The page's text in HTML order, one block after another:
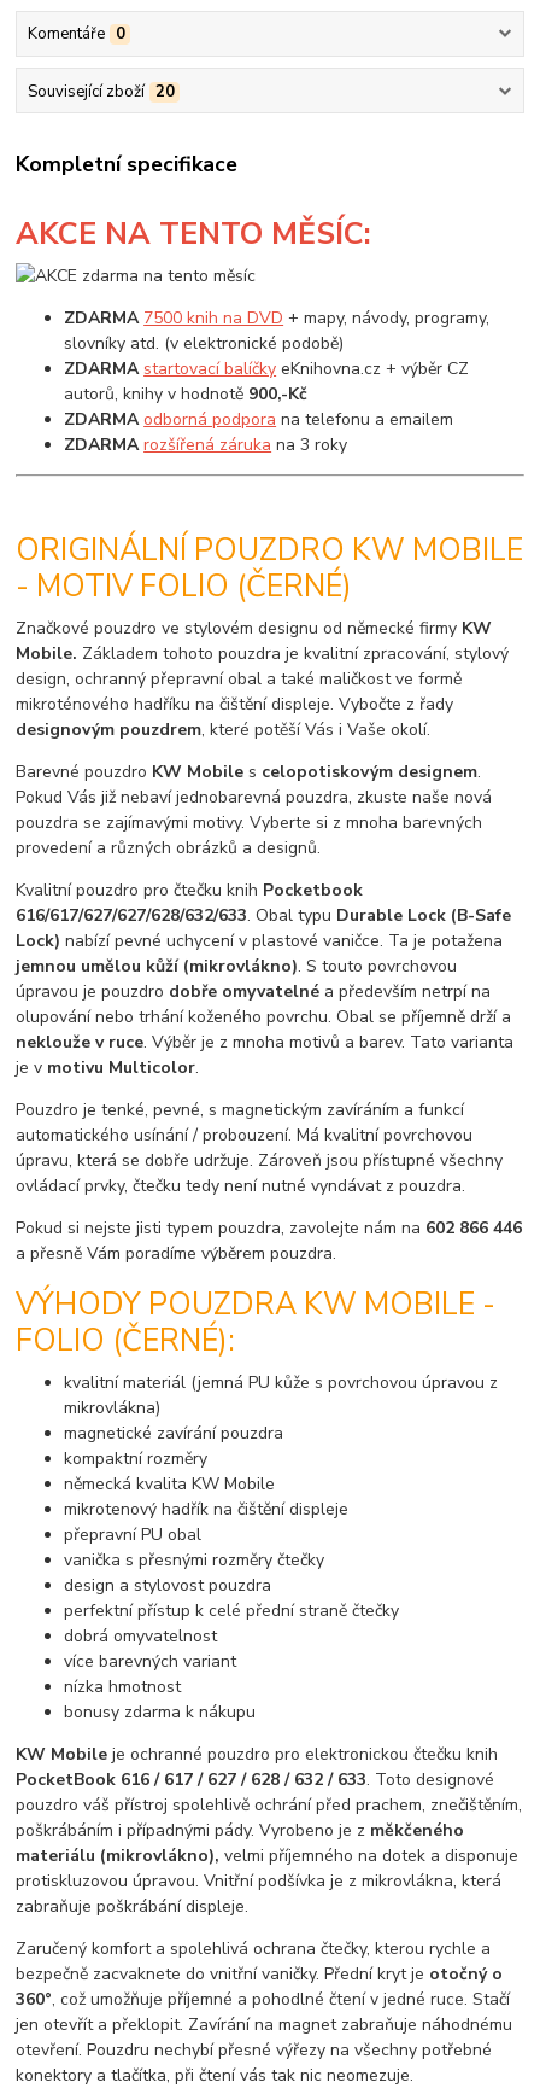
Komentáře 0
Související zboží 20
Kompletní specifikace
AKCE NA TENTO MĚSÍC:
ZDARMA 7500 knih na DVD + mapy, návody, programy,
slovníky atd. (v elektronické podobě)
ZDARMA startovací balíčky eKnihovna.cz + výběr CZ
autorů, knihy v hodnotě 900,-Kč
ZDARMA odborná podpora na telefonu a emailem
ZDARMA rozšířená záruka na 3 roky
ORIGINÁLNÍ POUZDRO KW MOBILE
- MOTIV FOLIO (ČERNÉ)
Značkové pouzdro ve stylovém designu od německé firmy KW
Mobile. Základem tohoto pouzdra je kvalitní zpracování, stylový
design, ochranný přepravní obal a také maličkost ve formě
mikroténového hadříku na čištění displeje. Vybočte z řady
designovým pouzdrem, které potěší Vás i Vaše okolí.
Barevné pouzdro KW Mobile s celopotiskovým designem.
Pokud Vás již nebaví jednobarevná pouzdra, zkuste naše nová
pouzdra se zajímavými motivy. Vyberte si z mnoha barevných
provedení a různých obrázků a designů.
Kvalitní pouzdro pro čtečku knih Pocketbook
616/617/627/627/628/632/633. Obal typu Durable Lock (B-Safe
Lock) nabízí pevné uchycení v plastové vaničce. Ta je potažena
jemnou umělou kůží (mikrovlákno). S touto povrchovou
úpravou je pouzdro dobře omyvatelné a především netrpí na
olupování nebo trhání koženého povrchu. Obal se příjemně drží a
neklouže v ruce. Výběr je z mnoha motivů a barev. Tato varianta
je v motivu Multicolor.
Pouzdro je tenké, pevné, s magnetickým zavíráním a funkcí
automatického usínání / probouzení. Má kvalitní povrchovou
úpravu, která se dobře udržuje. Zároveň jsou přístupné všechny
ovládací prvky, čtečku tedy není nutné vyndávat z pouzdra.
Pokud si nejste jisti typem pouzdra, zavolejte nám na 602 866 446
a přesně Vám poradíme výběrem pouzdra.
VÝHODY POUZDRA KW MOBILE -
FOLIO (ČERNÉ):
kvalitní materiál (jemná PU kůže s povrchovou úpravou z
mikrovlákna)
magnetické zavírání pouzdra
kompaktní rozměry
německá kvalita KW Mobile
mikrotenový hadřík na čištění displeje
přepravní PU obal
vanička s přesnými rozměry čtečky
design a stylovost pouzdra
perfektní přístup k celé přední straně čtečky
dobrá omyvatelnost
více barevných variant
nízka hmotnost
bonusy zdarma k nákupu
KW Mobile je ochranné pouzdro pro elektronickou čtečku knih
PocketBook 616 / 617 / 627 / 628 / 632 / 633. Toto designové
pouzdro váš přístroj spolehlivě ochrání před prachem, znečištěním,
poškrábáním i případnými pády. Vyrobeno je z měkčeného
materiálu (mikrovlákno), velmi příjemného na dotek a disponuje
protiskluzovou úpravou. Vnitřní podšívka je z mikrovlákna, která
zabraňuje poškrábání displeje.
Zaručený komfort a spolehlivá ochrana čtečky, kterou rychle a
bezpečně zacvaknete do vnitřní vaničky. Přední kryt je otočný o
360°, což umožňuje příjemné a pohodlné čtení v jedné ruce. Stačí
jen otevřít a překlopit. Zavírání na magnet zabraňuje náhodnému
otevření. Pouzdru nechybí přesné výřezy na všechny potřebné
konektory a tlačítka, při čtení vás tak nic neomezuje.